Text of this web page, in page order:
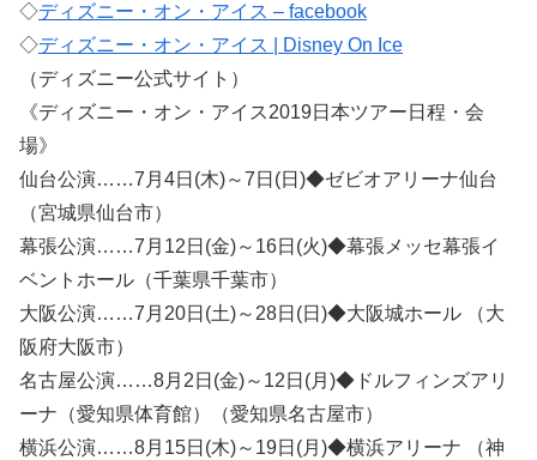
◇ディズニー・オン・アイス – facebook
◇ディズニー・オン・アイス | Disney On Ice
（ディズニー公式サイト）
《ディズニー・オン・アイス2019日本ツアー日程・会
場》
仙台公演……7月4日(木)～7日(日)◆ゼビオアリーナ仙台
（宮城県仙台市）
幕張公演……7月12日(金)～16日(火)◆幕張メッセ幕張イ
ベントホール（千葉県千葉市）
大阪公演……7月20日(土)～28日(日)◆大阪城ホール （大
阪府大阪市）
名古屋公演……8月2日(金)～12日(月)◆ドルフィンズアリ
ーナ（愛知県体育館）（愛知県名古屋市）
横浜公演……8月15日(木)～19日(月)◆横浜アリーナ （神